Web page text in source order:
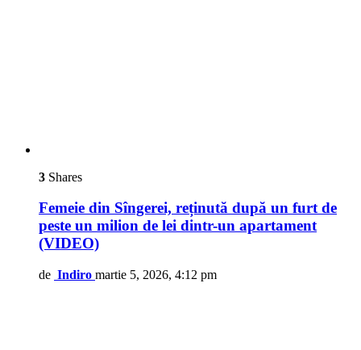
3 Shares
Femeie din Sîngerei, reținută după un furt de
peste un milion de lei dintr-un apartament
(VIDEO)
de Indiro martie 5, 2026, 4:12 pm